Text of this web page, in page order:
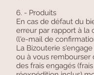
6. - Produits
En cas de défaut du
erreur par rapport à la
(l'e-mail de
La Bizouterie
ou à vous rembourser
des frais engagés